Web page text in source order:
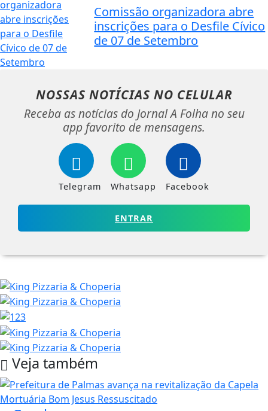
Comissão organizadora abre
inscrições para o Desfile Cívico
de 07 de Setembro
NOSSAS NOTÍCIAS NO CELULAR
Receba as notícias do Jornal A Folha no seu
app favorito de mensagens.
Telegram Whatsapp Facebook
ENTRAR
Veja também